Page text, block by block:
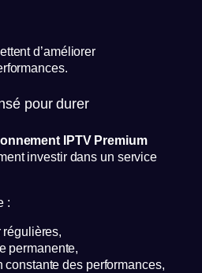
d’améliorer
pour durer
IPTV Premium
investir dans un service
:
permanente,
constante des performances,